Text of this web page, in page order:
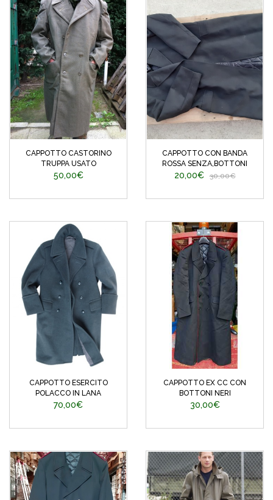
CAPPOTTO CASTORINO
TRUPPA USATO
50,00€
CAPPOTTO CON BANDA
ROSSA SENZA,BOTTONI
20,00€ 30,00€
CAPPOTTO ESERCITO
POLACCO IN LANA
70,00€
CAPPOTTO EX CC CON
BOTTONI NERI
30,00€